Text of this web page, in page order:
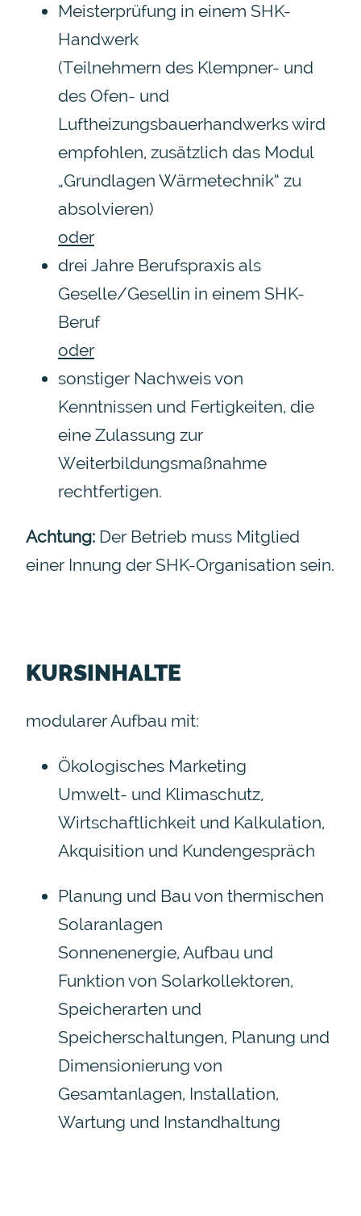
Meisterprüfung in einem SHK-
Handwerk
(Teilnehmern des Klempner- und
des Ofen- und
Luftheizungsbauerhandwerks wird
empfohlen, zusätzlich das Modul
„Grundlagen Wärmetechnik“ zu
absolvieren)
oder
drei Jahre Berufspraxis als
Geselle/Gesellin in einem SHK-
Beruf
oder
sonstiger Nachweis von
Kenntnissen und Fertigkeiten, die
eine Zulassung zur
Weiterbildungsmaßnahme
rechtfertigen.
Achtung: Der Betrieb muss Mitglied
einer Innung der SHK-Organisation sein.
KURSINHALTE
modularer Aufbau mit:
Ökologisches Marketing
Umwelt- und Klimaschutz,
Wirtschaftlichkeit und Kalkulation,
Akquisition und Kundengespräch
Planung und Bau von thermischen
Solaranlagen
Sonnenenergie, Aufbau und
Funktion von Solarkollektoren,
Speicherarten und
Speicherschaltungen, Planung und
Dimensionierung von
Gesamtanlagen, Installation,
Wartung und Instandhaltung